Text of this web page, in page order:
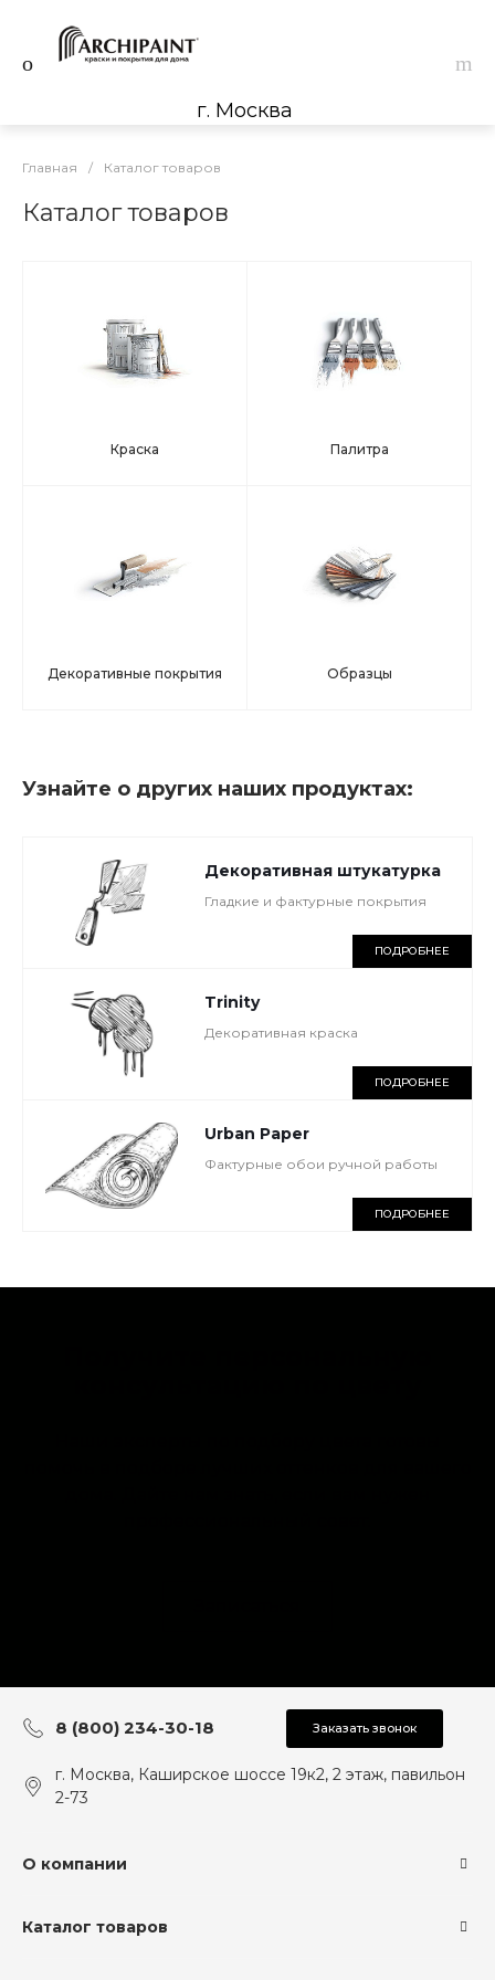
г. Москва
Главная / Каталог товаров
Каталог товаров
Краска Палитра
Декоративные покрытия Образцы
Узнайте о других наших продуктах:
Декоративная штукатурка
Гладкие и фактурные покрытия
ПОДРОБНЕЕ
Trinity
Декоративная краска
ПОДРОБНЕЕ
Urban Paper
Фактурные обои ручной работы
ПОДРОБНЕЕ
8 (800) 234-30-18 Заказать звонок
г. Москва, Каширское шоссе 19к2, 2 этаж, павильон
2-73
О компании
Каталог товаров